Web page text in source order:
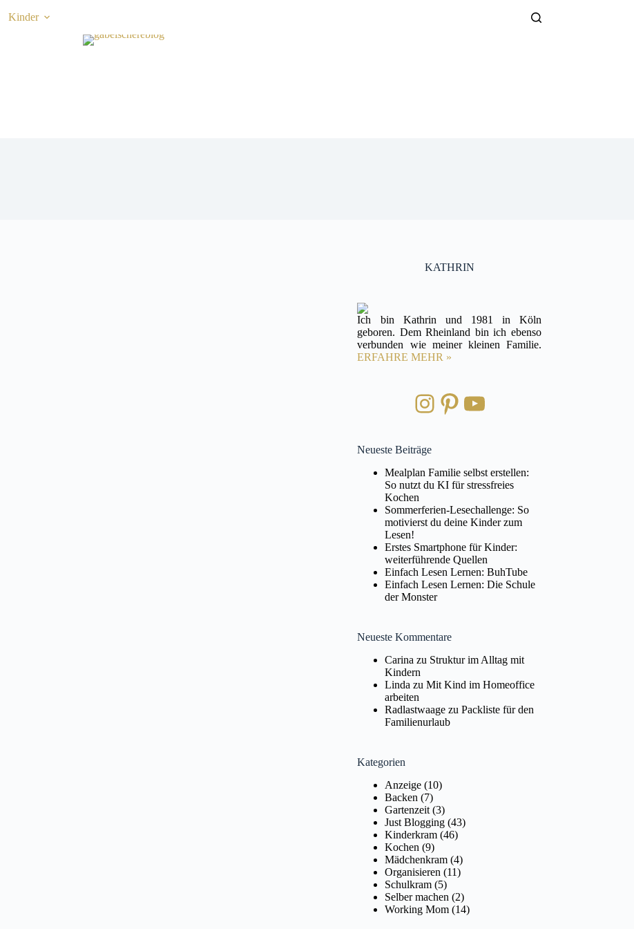
Kinder
KATHRIN
Ich bin Kathrin und 1981 in Köln
geboren. Dem Rheinland bin ich ebenso
verbunden wie meiner kleinen Familie.
ERFAHRE MEHR »
Instagram
Pinterest
YouTube
Neueste Beiträge
Mealplan Familie selbst erstellen:
So nutzt du KI für stressfreies
Kochen
Sommerferien-Lesechallenge: So
motivierst du deine Kinder zum
Lesen!
Erstes Smartphone für Kinder:
weiterführende Quellen
Einfach Lesen Lernen: BuhTube
Einfach Lesen Lernen: Die Schule
der Monster
Neueste Kommentare
Carina zu Struktur im Alltag mit
Kindern
Linda zuMit Kind im Homeoffice
arbeiten
Radlastwaage zuPackliste für den
Familienurlaub
Kategorien
Anzeige (10)
Backen (7)
Gartenzeit (3)
Just Blogging (43)
Kinderkram (46)
Kochen (9)
Mädchenkram (4)
Organisieren (11)
Schulkram (5)
Selber machen (2)
Working Mom (14)